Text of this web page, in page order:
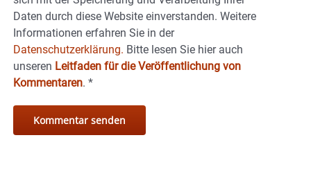
Daten durch diese Website einverstanden. Weitere
Informationen erfahren Sie in der
Datenschutzerklärung. Bitte lesen Sie hier auch
unseren Leitfaden für die Veröffentlichung von
Kommentaren. *